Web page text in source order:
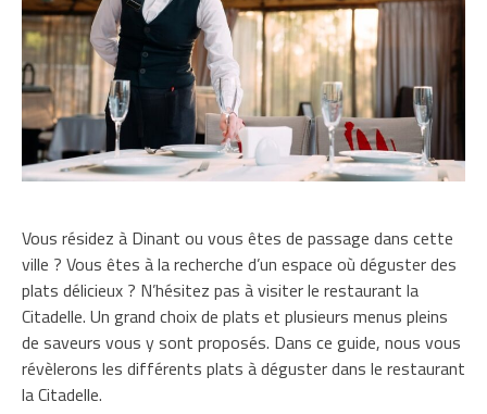
Vous résidez à Dinant ou vous êtes de passage dans cette
ville ? Vous êtes à la recherche d’un espace où déguster des
plats délicieux ? N’hésitez pas à visiter le restaurant la
Citadelle. Un grand choix de plats et plusieurs menus pleins
de saveurs vous y sont proposés. Dans ce guide, nous vous
révèlerons les différents plats à déguster dans le restaurant
la Citadelle.